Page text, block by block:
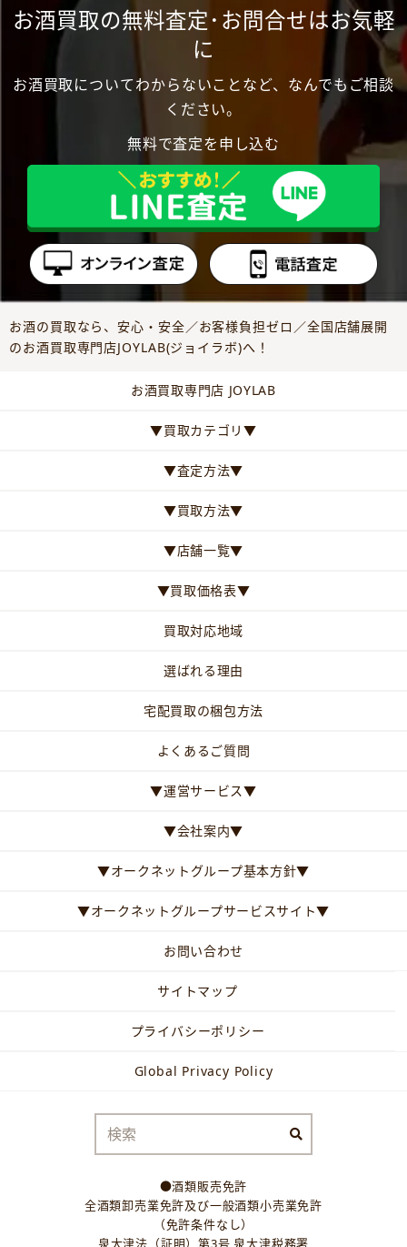
お酒買取の無料査定･お問合せはお気軽
に
お酒買取についてわからないことなど、なんでもご相談
ください。
無料で査定を申し込む
お酒の買取なら、安心・安全／お客様負担ゼロ／全国店舗展開
のお酒買取専門店JOYLAB(ジョイラボ)へ！
お酒買取専門店 JOYLAB
▼買取カテゴリ▼
▼査定方法▼
▼買取方法▼
▼店舗一覧▼
▼買取価格表▼
買取対応地域
選ばれる理由
宅配買取の梱包方法
よくあるご質問
▼運営サービス▼
▼会社案内▼
▼オークネットグループ基本方針▼
▼オークネットグループサービスサイト▼
お問い合わせ
サイトマップ
プライバシーポリシー
Global Privacy Policy
●酒類販売免許
全酒類卸売業免許及び一般酒類小売業免許
（免許条件なし）
泉大津法（証明）第3号 泉大津税務署